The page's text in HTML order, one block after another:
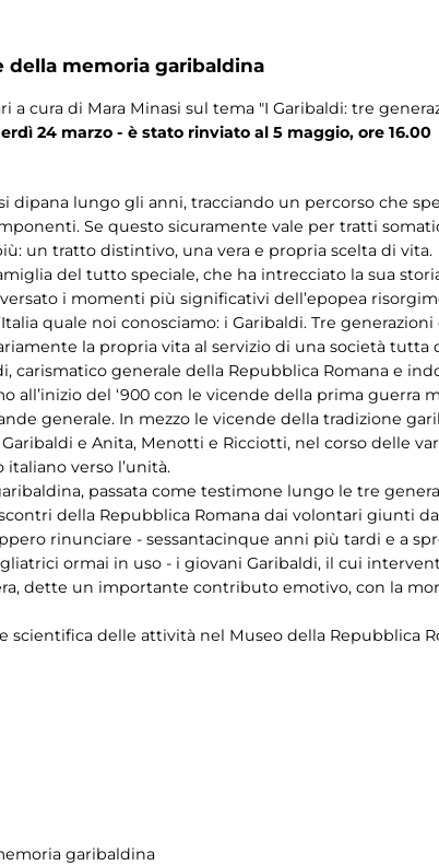
della memoria garibaldina
cura di Mara Minasi sul tema "I Garibaldi: tre
24 marzo - è stato rinviato al 5 maggio, ore 16.00
dipana lungo gli anni, tracciando un percorso che
Se questo sicuramente vale per tratti
un tratto distintivo, una vera e propria scelta di vita.
del tutto speciale, che ha intrecciato la sua
i momenti più significativi dell’epopea
quale noi conosciamo: i Garibaldi. Tre
la propria vita al servizio di una società tutta
carismatico generale della Repubblica Romana e
all’inizio del ‘900 con le vicende della prima guerra
generale. In mezzo le vicende della tradizione
e Anita, Menotti e Ricciotti, nel corso delle
verso l’unità.
passata come testimone lungo le tre
della Repubblica Romana dai volontari giunti
rinunciare - sessantacinque anni più tardi e a
ormai in uso - i giovani Garibaldi, il cui
dette un importante contributo emotivo, con la
scientifica delle attività nel Museo della Repubblica
garibaldina